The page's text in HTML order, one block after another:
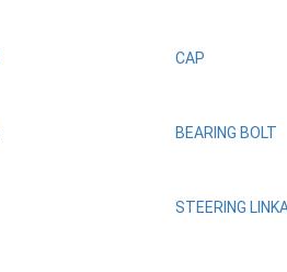
CAP
BEARING BOLT
STEERING